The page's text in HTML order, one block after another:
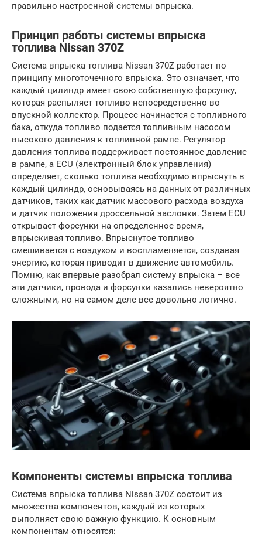
правильно настроенной системы впрыска.
Принцип работы системы впрыска
топлива Nissan 370Z
Система впрыска топлива Nissan 370Z работает по
принципу многоточечного впрыска. Это означает, что
каждый цилиндр имеет свою собственную форсунку,
которая распыляет топливо непосредственно во
впускной коллектор. Процесс начинается с топливного
бака, откуда топливо подается топливным насосом
высокого давления к топливной рампе. Регулятор
давления топлива поддерживает постоянное давление
в рампе, а ECU (электронный блок управления)
определяет, сколько топлива необходимо впрыснуть в
каждый цилиндр, основываясь на данных от различных
датчиков, таких как датчик массового расхода воздуха
и датчик положения дроссельной заслонки. Затем ECU
открывает форсунки на определенное время,
впрыскивая топливо. Впрыснутое топливо
смешивается с воздухом и воспламеняется, создавая
энергию, которая приводит в движение автомобиль.
Помню, как впервые разобрал систему впрыска – все
эти датчики, провода и форсунки казались невероятно
сложными, но на самом деле все довольно логично.
Компоненты системы впрыска топлива
Система впрыска топлива Nissan 370Z состоит из
множества компонентов, каждый из которых
выполняет свою важную функцию. К основным
компонентам относятся: